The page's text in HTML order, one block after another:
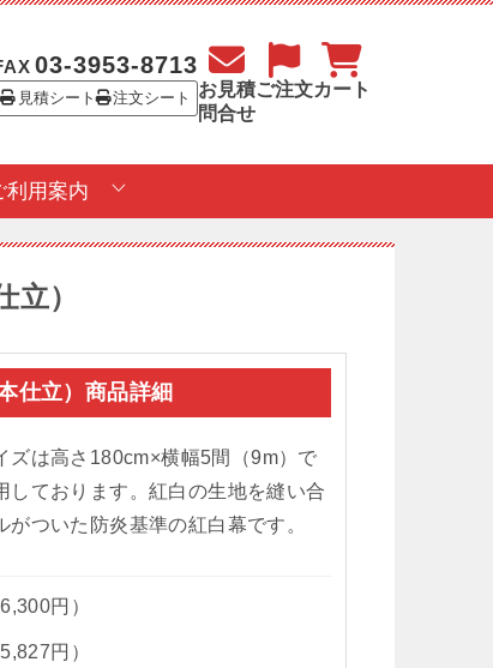
03-3953-8713
見積シート 注文シート
お見積
問合せ
ご注文カート
利用案内
）
仕立）商品詳細
ズは高さ180cm×横幅5間（9m）で
ております。紅白の生地を縫い合
ついた防炎基準の紅白幕です。
円）
円）